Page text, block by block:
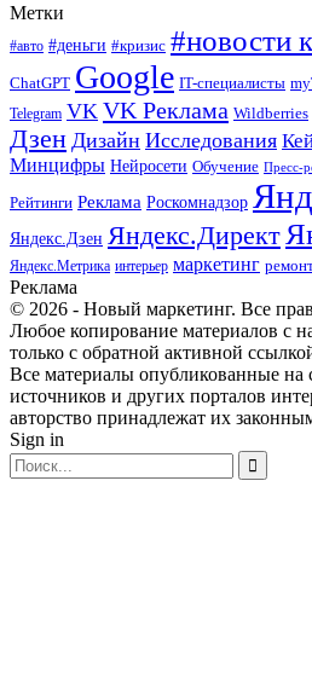
Метки
#авто #деньги #кризис #новости
ChatGPT Google IT-специалисты
Telegram VK VK Реклама Wildberries
Дзен Дизайн Исследования
Минцифры Нейросети Обучение Пресс-
Рейтинги Реклама Роскомнадзор
Яндекс.Дзен Яндекс.Директ
Яндекс.Метрика интерьер маркетинг
Реклама
© 2026 - Новый маркетинг. Все
Любое копирование материалов с
только с обратной активной
Все материалы опубликованные на
источников и других порталов
авторство принадлежат их
Sign in